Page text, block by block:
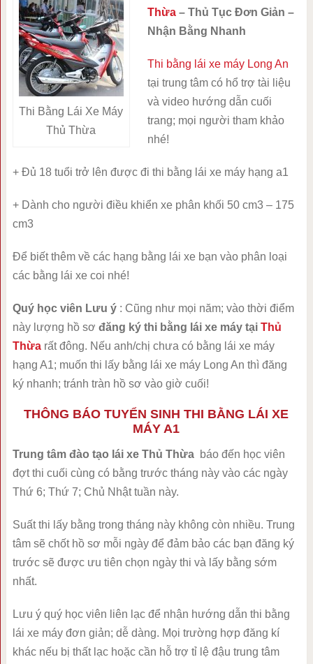
Thi Bằng Lái Xe Máy
Thủ Thừa
Thừa– Thủ Tục Đơn Giản –
Nhận Bằng Nhanh
Thi bằng lái xe máy Long An
tại trung tâm có hổ trợ tài liệu
và video hướng dẫn cuối
trang; mọi người tham khảo
nhé!
+ Đủ 18 tuổi trở lên được đi thi bằng lái xe máy hạng a1
+ Dành cho người điều khiển xe phân khối 50 cm3 – 175
cm3
Để biết thêm về các hạng bằng lái xe bạn vào phân loại
các bằng lái xe coi nhé!
Quý học viên Lưu ý: Cũng như mọi năm; vào thời điểm
này lượng hồ sơ đăng ký thi bằng lái xe máy tại Thủ
Thừarất đông. Nếu anh/chị chưa có bằng lái xe máy
hạng A1; muốn thi lấy bằng lái xe máy Long An thì đăng
ký nhanh; tránh tràn hồ sơ vào giờ cuối!
THÔNG BÁO TUYỂN SINH THI BẰNG LÁI XE
MÁY A1
Trung tâm đào tạo lái xe Thủ Thừa báo đến học viên
đợt thi cuối cùng có bằng trước tháng này vào các ngày
Thứ 6; Thứ 7; Chủ Nhật tuần này.
Suất thi lấy bằng trong tháng này không còn nhiều. Trung
tâm sẽ chốt hồ sơ mỗi ngày để đảm bảo các bạn đăng ký
trước sẽ được ưu tiên chọn ngày thi và lấy bằng sớm
nhất.
Lưu ý quý học viên liên lạc để nhận hướng dẫn thi bằng
lái xe máy đơn giản; dễ dàng. Mọi trường hợp đăng kí
khác nếu bị thất lạc hoặc cần hỗ trợ tỉ lệ đậu trung tâm